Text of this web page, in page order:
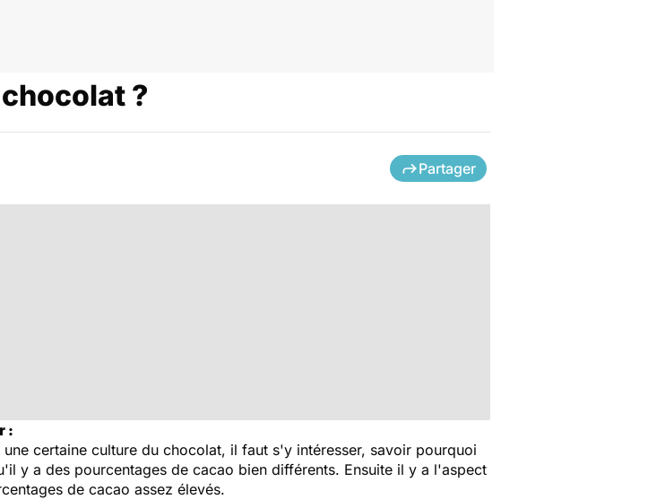
?
Partager
:
certaine culture du chocolat, il faut s'y intéresser, savoir pourquoi
y a des pourcentages de cacao bien différents. Ensuite il y a l'aspect
de cacao assez élevés.